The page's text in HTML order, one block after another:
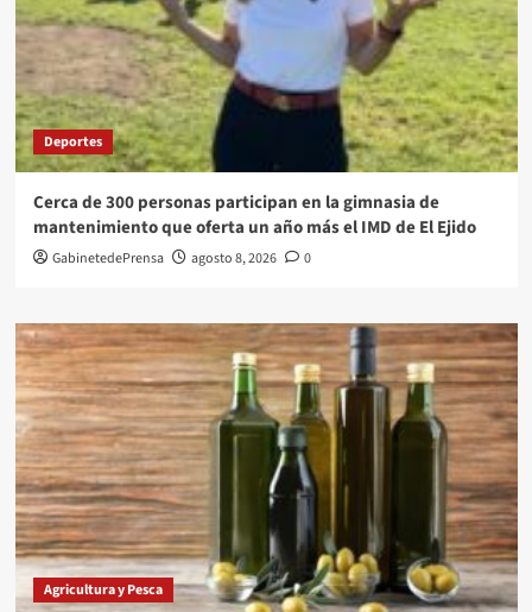
Deportes
Cerca de 300 personas participan en la gimnasia de
mantenimiento que oferta un año más el IMD de El Ejido
GabinetedePrensa agosto 8, 2026 0
Agricultura y Pesca